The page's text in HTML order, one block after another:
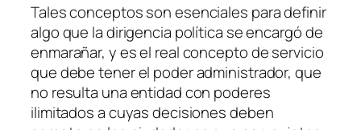
Tales conceptos son esenciales para definir
algo que la dirigencia política se encargó de
enmarañar, y es el real concepto de servicio
que debe tener el poder administrador, que
no resulta una entidad con poderes
ilimitados a cuyas decisiones deben